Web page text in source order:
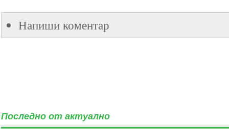
Напиши коментар
Последно от актуално